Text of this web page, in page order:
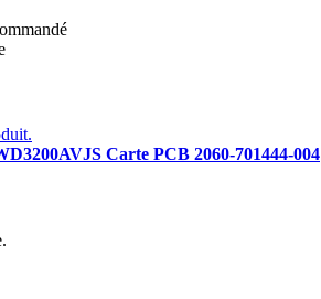
Carte PCB 2060-701444-004